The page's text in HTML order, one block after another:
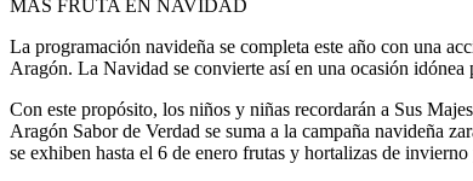
MAS FRUTA EN NAVIDAD
La programación navideña se completa este año con una
Aragón. La Navidad se convierte así en una ocasión
Con este propósito, los niños y niñas recordarán a Sus
Aragón Sabor de Verdad se suma a la campaña navideña
se exhiben hasta el 6 de enero frutas y hortalizas de